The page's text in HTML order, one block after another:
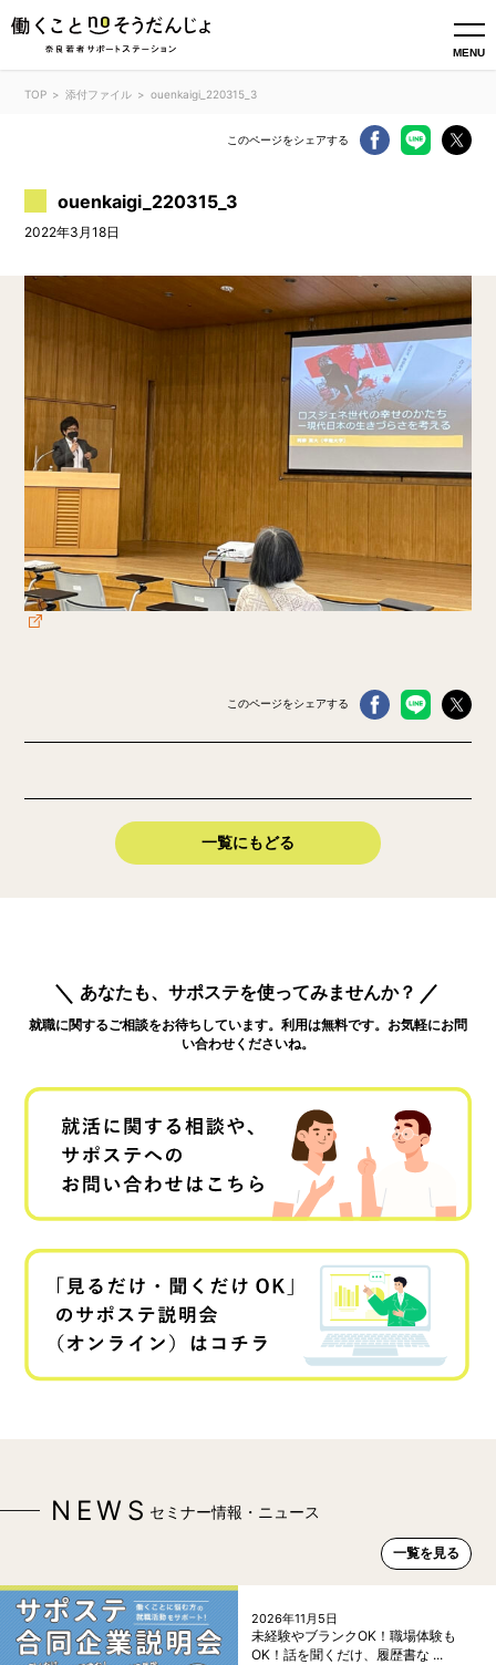
MENU
TOP 添付ファイル ouenkaigi_220315_3
このページをシェアする
ouenkaigi_220315_3
2022年3月18日
このページをシェアする
一覧にもどる
あなたも、サポステを使ってみませんか？
就職に関するご相談をお待ちしています。利用は無料です。お気軽にお問
い合わせくださいね。
NEWS セミナー情報・ニュース
一覧を見る
2026年11月5日
未経験やブランクOK！職場体験も
OK！話を聞くだけ、履歴書な ...